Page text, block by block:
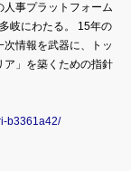
事プラットフォーム
岐にわたる。 15年の
情報を武器に、トッ
ア」を築くための指針
b3361a42/